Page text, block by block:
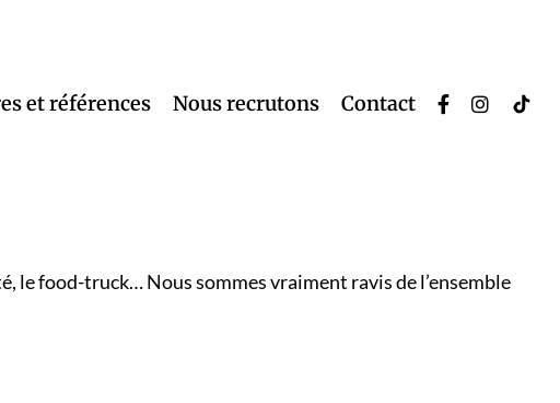
et références Nous recrutons Contact
le food-truck… Nous sommes vraiment ravis de l’ensemble